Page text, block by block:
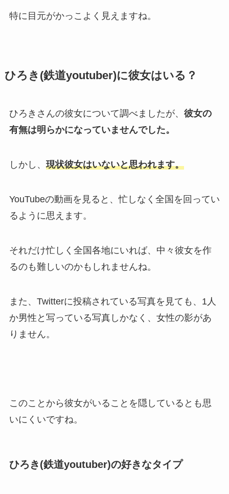
特に目元がかっこよく見えますね。
ひろき(鉄道youtuber)に彼女はいる？
ひろきさんの彼女について調べましたが、 彼女の
有無は明らかになっていませんでした。
しかし、 現状彼女はいないと思われます。
YouTubeの動画を見ると、忙しなく全国を回ってい
るように思えます。
それだけ忙しく全国各地にいれば、中々彼女を作
るのも難しいのかもしれませんね。
また、Twitterに投稿されている写真を見ても、1人
か男性と写っている写真しかなく、女性の影があ
りません。
このことから彼女がいることを隠しているとも思
いにくいですね。
ひろき(鉄道youtuber)の好きなタイプ